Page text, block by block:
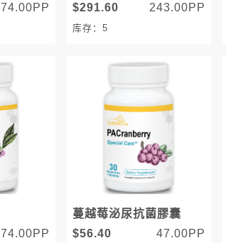
74.00PP
$291.60
243.00PP
库存：5
74.00PP
蔓越莓泌尿抗菌膠囊
$56.40
47.00PP